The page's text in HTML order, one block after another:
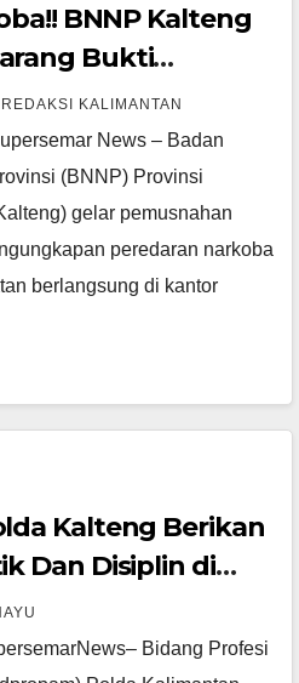
BNNP Kalteng
Bukti
Ratusan Gram
KALIMANTAN
News – Badan
(BNNP) Provinsi
gelar pemusnahan
peredaran narkoba
berlangsung di kantor
Kalteng Berikan
Dan Disiplin di
Bidang Profesi